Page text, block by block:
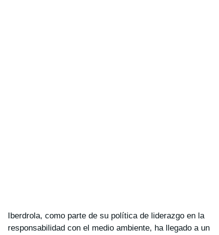
Iberdrola, como parte de su política de liderazgo en la
responsabilidad con el medio ambiente, ha llegado a un